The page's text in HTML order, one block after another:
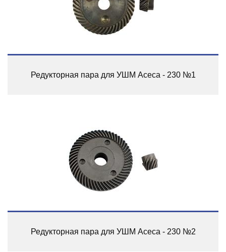
Редукторная пара для УШМ Асеса - 230 №1
Редукторная пара для УШМ Асеса - 230 №2